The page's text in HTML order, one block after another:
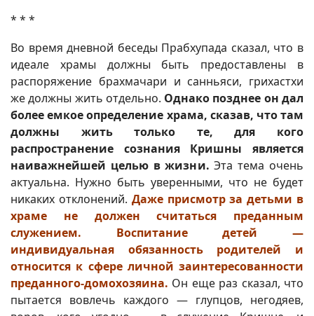
* * *
Во время дневной беседы Прабхупада сказал, что в
идеале храмы должны быть предоставлены в
распоряжение брахмачари и санньяси, грихастхи
же должны жить отдельно. Однако позднее он дал
более емкое определение храма, сказав, что там
должны жить только те, для кого
распространение сознания Кришны является
наиважнейшей целью в жизни. Эта тема очень
актуальна. Нужно быть уверенными, что не будет
никаких отклонений. Даже присмотр за детьми в
храме не должен считаться преданным
служением. Воспитание детей —
индивидуальная обязанность родителей и
относится к сфере личной заинтересованности
преданного-домохозяина. Он еще раз сказал, что
пытается вовлечь каждого — глупцов, негодяев,